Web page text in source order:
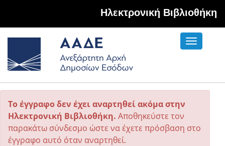
Hλεκτρονική Βιβλιοθήκη
Toggle
Το έγγραφο δεν έχει αναρτηθεί ακόμα στην
Ηλεκτρονική Βιβλιοθήκη. Αποθηκεύστε τον
παρακάτω σύνδεσμο ώστε να έχετε πρόσβαση στο
έγγραφο αυτό όταν αναρτηθεί.